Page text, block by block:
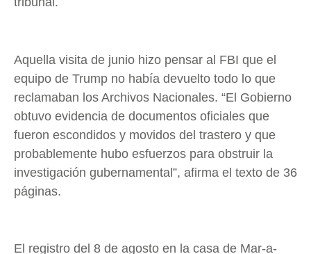
Aquella visita de junio hizo pensar al FBI que el
equipo de Trump no había devuelto todo lo que
reclamaban los Archivos Nacionales. “El Gobierno
obtuvo evidencia de documentos oficiales que
fueron escondidos y movidos del trastero y que
probablemente hubo esfuerzos para obstruir la
investigación gubernamental”, afirma el texto de 36
páginas.
El registro del 8 de agosto en la casa de Mar-a-